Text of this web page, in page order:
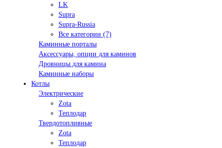
LK
Supra
Supra-Russia
Все категории (7)
Каминные порталы
Аксессуары, опции для каминов
Дровницы для камина
Каминные наборы
Котлы
Электрические
Zota
Теплодар
Твердотопливные
Zota
Теплодар